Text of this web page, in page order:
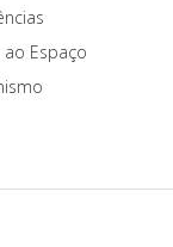
ao Espaço